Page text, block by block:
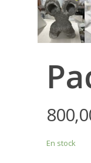
En stock